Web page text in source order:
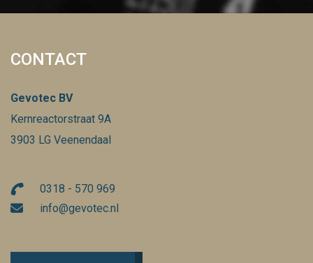
CONTACT
Gevotec BV
Kernreactorstraat 9A
3903 LG Veenendaal
0318 - 570 969
info@gevotec.nl